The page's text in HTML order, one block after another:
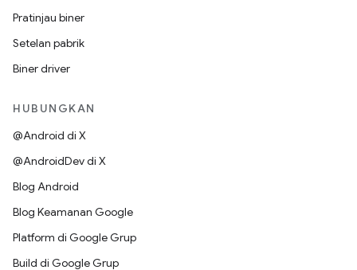
Pratinjau biner
Setelan pabrik
Biner driver
HUBUNGKAN
@Android di X
@AndroidDev di X
Blog Android
Blog Keamanan Google
Platform di Google Grup
Build di Google Grup